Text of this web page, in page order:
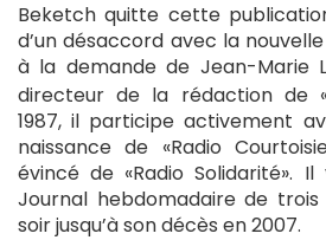
Beketch quitte cette
d’un désaccord avec la
à la demande de Jean-Marie
directeur de la rédaction de
1987, il participe activement
naissance de «Radio
évincé de «Radio Solidarité».
Journal hebdomadaire de
soir jusqu’à son décès en 2007.